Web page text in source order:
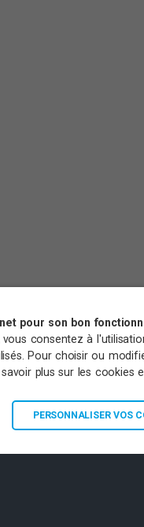
pour son bon
consentez à
Pour choisir ou
plus sur les cookies
PERSONNALISER VOS